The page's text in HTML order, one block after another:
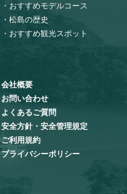
・おすすめモデルコース
・松島の歴史
・おすすめ観光スポット
会社概要
お問い合わせ
よくあるご質問
安全方針・安全管理規定
ご利用規約
プライバシーポリシー